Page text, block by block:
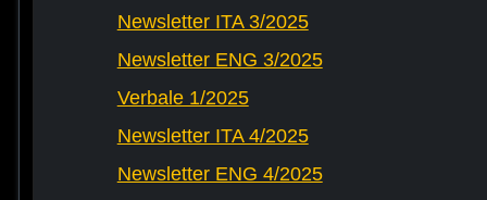
Newsletter ITA 3/2025
Newsletter ENG 3/2025
Verbale 1/2025
Newsletter ITA 4/2025
Newsletter ENG 4/2025